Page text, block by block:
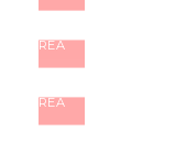
REA
REA